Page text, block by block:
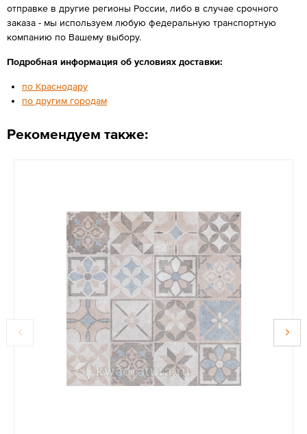
отправке в другие регионы России, либо в случае срочного
заказа - мы используем любую федеральную транспортную
компанию по Вашему выбору.
Подробная информация об условиях доставки:
по Краснодару
по другим городам
Рекомендуем также: